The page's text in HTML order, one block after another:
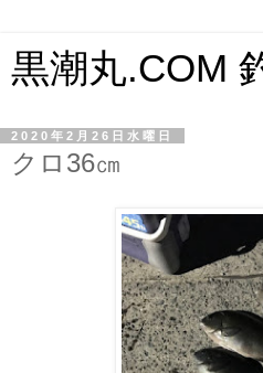
黒潮丸.COM
2020年2月26日水曜日
クロ36㎝